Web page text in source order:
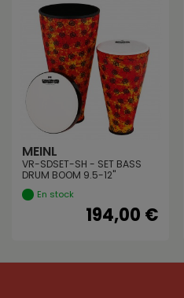
MEINL
VR-SDSET-SH - SET BASS
DRUM BOOM 9.5-12"
En stock
194,00 €